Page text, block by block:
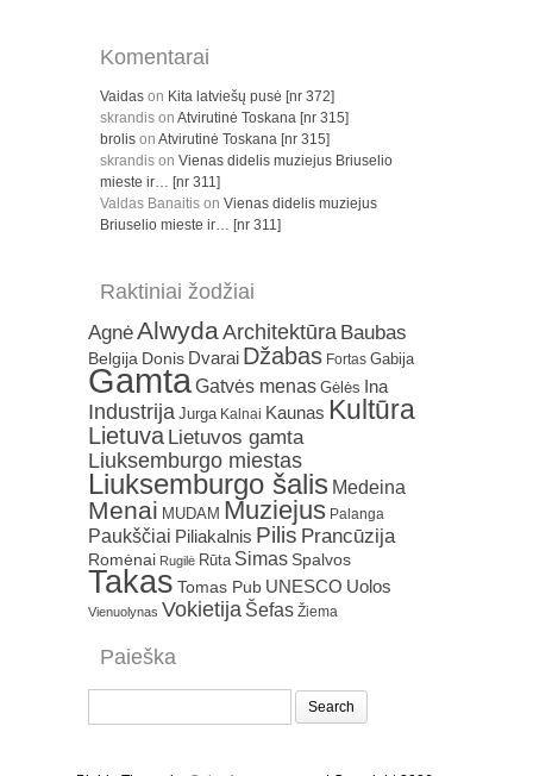
Komentarai
Vaidas on Kita latviešų pusė [nr 372]
skrandis on Atvirutinė Toskana [nr 315]
brolis on Atvirutinė Toskana [nr 315]
skrandis on Vienas didelis muziejus Briuselio
mieste ir… [nr 311]
Valdas Banaitis on Vienas didelis muziejus
Briuselio mieste ir… [nr 311]
Raktiniai žodžiai
Agnė Alwyda Architektūra Baubas
Belgija Donis Dvarai Džabas Fortas Gabija
Gamta Gatvės menas Gėlės Ina
Industrija Jurga Kalnai Kaunas Kultūra
Lietuva Lietuvos gamta
Liuksemburgo miestas
Liuksemburgo šalis Medeina
Menai MUDAM Muziejus Palanga
Paukščiai Piliakalnis Pilis Prancūzija
Romėnai Rugilė Rūta Simas Spalvos
Takas Tomas Pub UNESCO Uolos
Vienuolynas Vokietija Šefas Žiema
Paieška
Search